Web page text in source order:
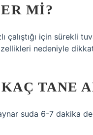
MI?
çalıştığı için sürekli
nedeniyle
TANE
suda 6-7 dakika